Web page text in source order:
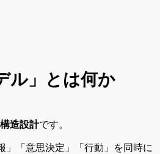
ル」とは何か
造設計です。
」「意思決定」「行動」を同時に